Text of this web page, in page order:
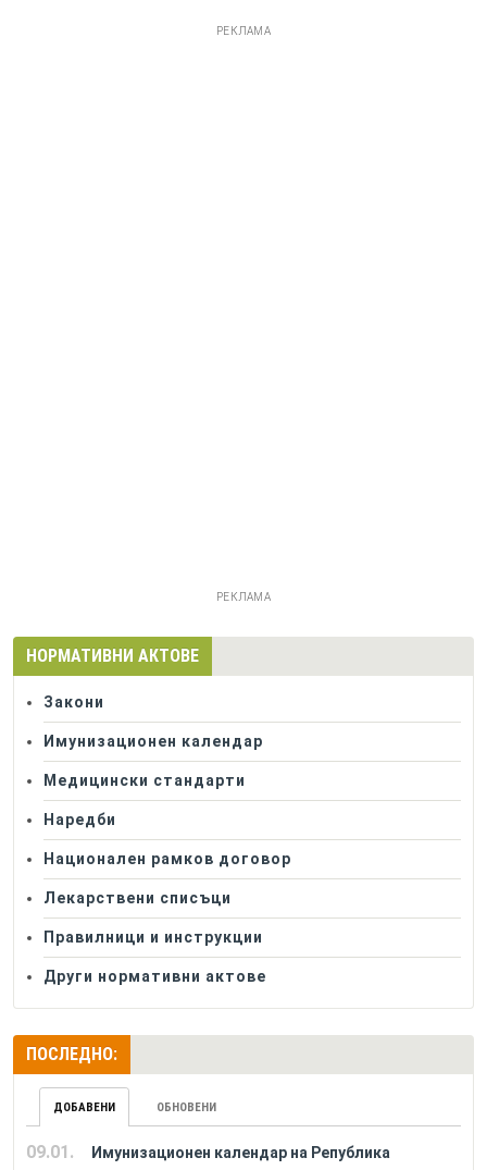
РЕКЛАМА
РЕКЛАМА
НОРМАТИВНИ АКТОВЕ
Закони
Имунизационен календар
Медицински стандарти
Наредби
Национален рамков договор
Лекарствени списъци
Правилници и инструкции
Други нормативни актове
ПОСЛЕДНО:
ДОБАВЕНИ ОБНОВЕНИ
09.01.
Имунизационен календар на Република